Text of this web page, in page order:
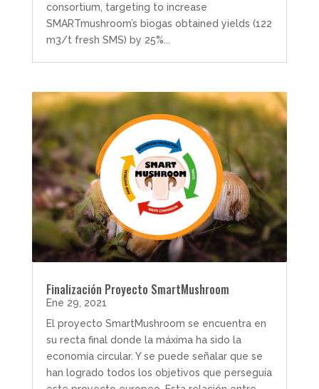
consortium, targeting to increase
SMARTmushroom’s biogas obtained yields (122
m3/t fresh SMS) by 25%...
Finalización Proyecto SmartMushroom
Ene 29, 2021
El proyecto SmartMushroom se encuentra en
su recta final donde la máxima ha sido la
economía circular. Y se puede señalar que se
han logrado todos los objetivos que perseguía